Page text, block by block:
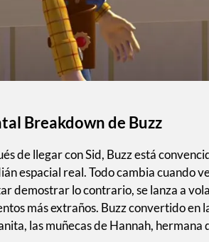
Breakdown de Buzz
de llegar con Sid, Buzz está
espacial real. Todo cambia cuando
demostrar lo contrario, se lanza a
más extraños. Buzz convertido
las muñecas de Hannah, hermana